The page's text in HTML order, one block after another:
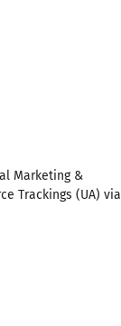
Marketing &
Trackings (UA) via